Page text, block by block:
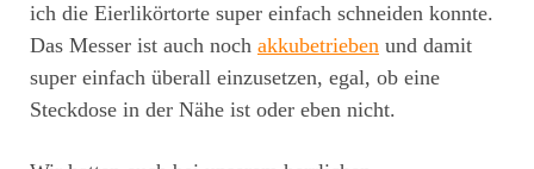
ich die Eierlikörtorte super einfach schneiden konnte.
Das Messer ist auch noch akkubetrieben und damit
super einfach überall einzusetzen, egal, ob eine
Steckdose in der Nähe ist oder eben nicht.